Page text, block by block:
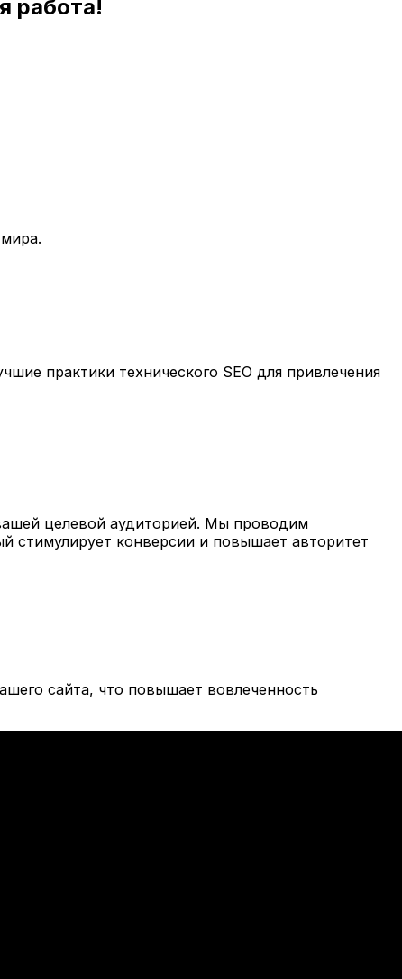
работа!
практики технического SEO для привлечения
целевой аудиторией. Мы проводим
стимулирует конверсии и повышает авторитет
сайта, что повышает вовлеченность